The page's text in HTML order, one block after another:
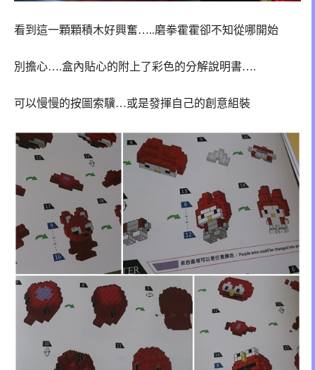
看到這一顆顆積木好興奮…..磨拳霍霍卻不知從哪開始
別擔心….盒內貼心的附上了彩色的分解說明書….
可以慢慢的按圖索驥…或是發揮自己的創意組裝